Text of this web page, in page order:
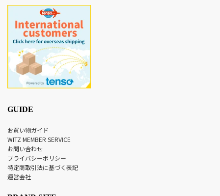
GUIDE
お買い物ガイド
WITZ MEMBER SERVICE
お問い合わせ
プライバシーポリシー
特定商取引法に基づく表記
運営会社